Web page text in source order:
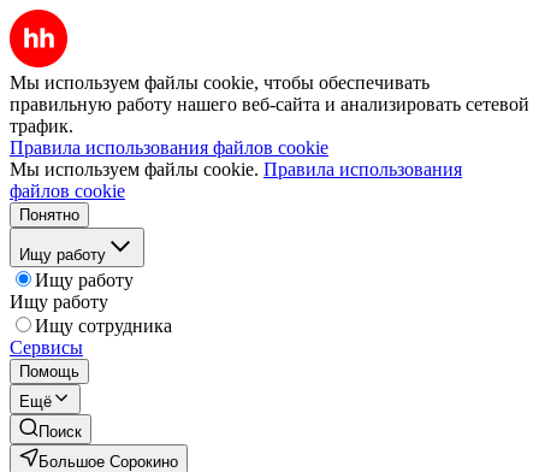
Мы используем файлы cookie, чтобы обеспечивать
правильную работу нашего веб-сайта и анализировать сетевой
трафик.
Правила использования файлов cookie
Мы используем файлы cookie. Правила использования
файлов cookie
Понятно
Ищу работу
Ищу работу
Ищу работу
Ищу сотрудника
Сервисы
Помощь
Ещё
Поиск
Большое Сорокино